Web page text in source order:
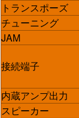
トランスポーズ
チューニング
JAM
接続端子
内蔵アンプ出力
スピーカー